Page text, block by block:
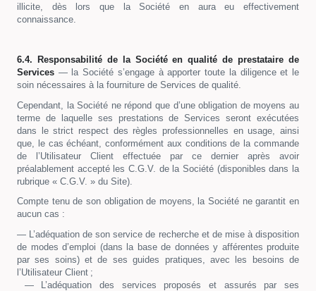
illicite, dès lors que la Société en aura eu effectivement
connaissance.
6.4. Responsabilité de la Société en qualité de prestataire de
Services — la Société s’engage à apporter toute la diligence et le
soin nécessaires à la fourniture de Services de qualité.
Cependant, la Société ne répond que d’une obligation de moyens au
terme de laquelle ses prestations de Services seront exécutées
dans le strict respect des règles professionnelles en usage, ainsi
que, le cas échéant, conformément aux conditions de la commande
de l’Utilisateur Client effectuée par ce dernier après avoir
préalablement accepté les C.G.V. de la Société (disponibles dans la
rubrique « C.G.V. » du Site).
Compte tenu de son obligation de moyens, la Société ne garantit en
aucun cas :
— L’adéquation de son service de recherche et de mise à disposition
de modes d’emploi (dans la base de données y afférentes produite
par ses soins) et de ses guides pratiques, avec les besoins de
l’Utilisateur Client ;
— L’adéquation des services proposés et assurés par ses